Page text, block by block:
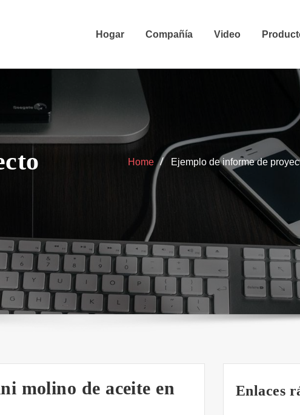
Hogar Compañía Video
Home Ejemplo de informe de
molino de aceite en
Enlaces